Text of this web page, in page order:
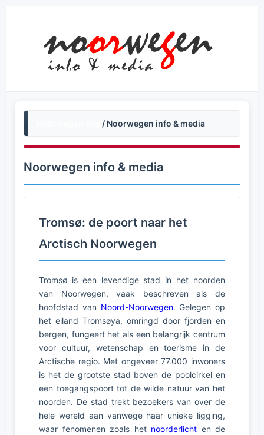
/ Noorwegen info & media
Noorwegen info & media
Tromsø: de poort naar het
Arctisch Noorwegen
Tromsø is een levendige stad in het noorden
van Noorwegen, vaak beschreven als de
hoofdstad van Noord-Noorwegen. Gelegen op
het eiland Tromsøya, omringd door fjorden en
bergen, fungeert het als een belangrijk centrum
voor cultuur, wetenschap en toerisme in de
Arctische regio. Met ongeveer 77.000 inwoners
is het de grootste stad boven de poolcirkel en
een toegangspoort tot de wilde natuur van het
noorden. De stad trekt bezoekers van over de
hele wereld aan vanwege haar unieke ligging,
waar fenomenen zoals het noorderlicht en de